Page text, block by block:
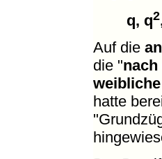
q, q2
Auf die
die "
hatte